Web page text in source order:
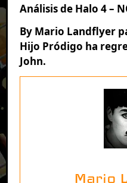
Análisis de Halo 4 –
By Mario Landflyer
Hijo Pródigo ha
John.
Mario